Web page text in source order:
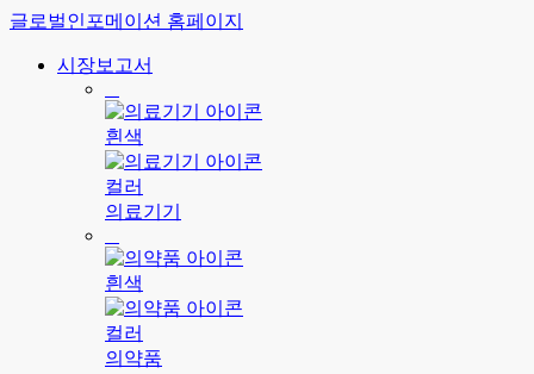
글로벌인포메이션 홈페이지
시장보고서
의료기기
의약품